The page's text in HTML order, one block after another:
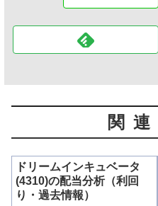
関
ドリームインキュベータ
(4310)の配当分析（利回
り・過去情報）